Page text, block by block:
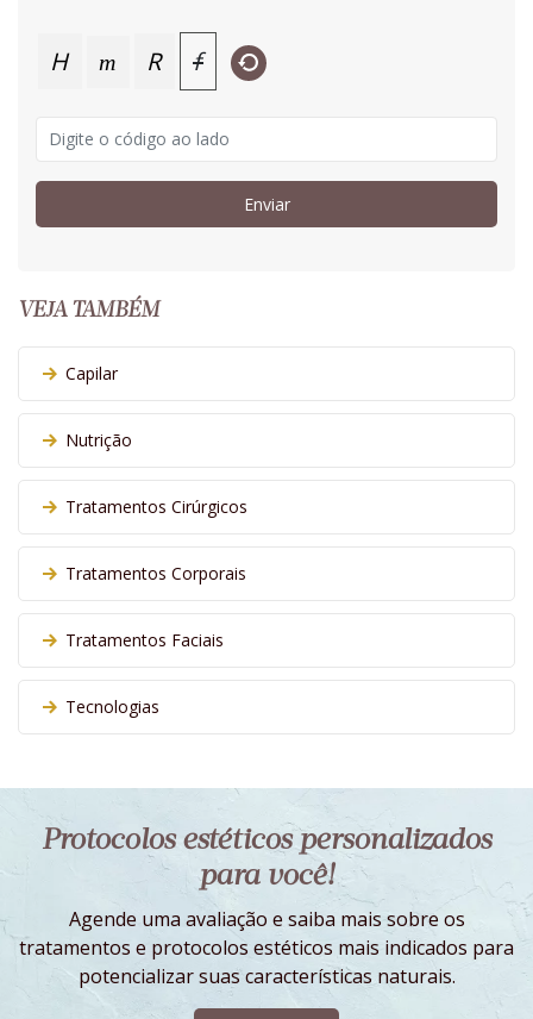
H m R f
Enviar
VEJA TAMBÉM
Capilar
Nutrição
Tratamentos Cirúrgicos
Tratamentos Corporais
Tratamentos Faciais
Tecnologias
Protocolos estéticos personalizados
para você!
Agende uma avaliação e saiba mais sobre os
tratamentos e protocolos estéticos mais indicados para
potencializar suas características naturais.